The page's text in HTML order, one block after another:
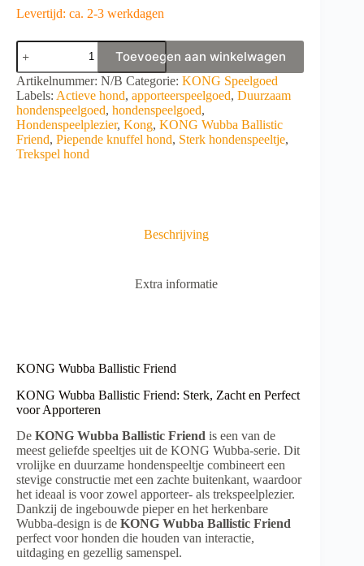
Levertijd: ca. 2-3 werkdagen
KONG
Wubba
Ballistic
Friend
aantal
Toevoegen aan winkelwagen
A
l
t
e
r
n
Artikelnummer: N/B Categorie: KONG Speelgoed
Labels: Actieve hond, apporteerspeelgoed, Duurzaam
hondenspeelgoed, hondenspeelgoed,
Hondenspeelplezier, Kong, KONG Wubba Ballistic
Friend, Piepende knuffel hond, Sterk hondenspeeltje,
Trekspel hond
Beschrijving
Extra informatie
KONG Wubba Ballistic Friend
KONG Wubba Ballistic Friend: Sterk, Zacht en Perfect
voor Apporteren
De KONG Wubba Ballistic Friend is een van de
meest geliefde speeltjes uit de KONG Wubba-serie. Dit
vrolijke en duurzame hondenspeeltje combineert een
stevige constructie met een zachte buitenkant, waardoor
het ideaal is voor zowel apporteer- als trekspeelplezier.
Dankzij de ingebouwde pieper en het herkenbare
Wubba-design is de KONG Wubba Ballistic Friend
perfect voor honden die houden van interactie,
uitdaging en gezellig samenspel.